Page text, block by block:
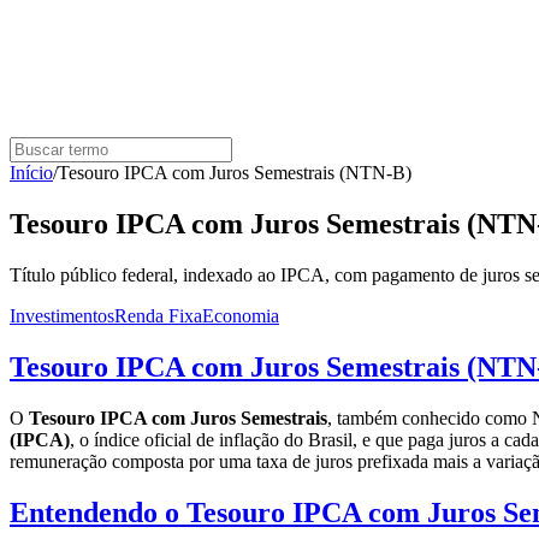
Início/Tesouro IPCA com Juros Semestrais (NTN-B)
Tesouro IPCA com Juros Semestrais
Título público federal, indexado ao IPCA, com pagamento de juros
InvestimentosRenda FixaEconomia
Tesouro IPCA com Juros Semestrais
O Tesouro IPCA com Juros Semestrais, também conhecido
(IPCA), o índice oficial de inflação do Brasil, e que paga juros a
remuneração composta por uma taxa de juros prefixada mais a
Entendendo o Tesouro IPCA com Juros